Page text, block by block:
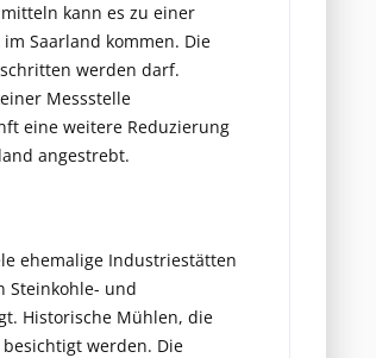
kann es zu einer
Saarland kommen. Die
werden darf.
Messstelle
eine weitere Reduzierung
angestrebt.
ehemalige Industriestätten
Steinkohle- und
Historische Mühlen, die
werden. Die